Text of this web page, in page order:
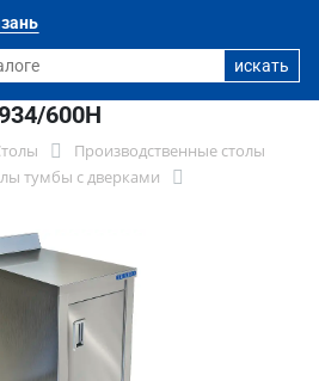
600Н
Производственные столы
тумбы с дверками